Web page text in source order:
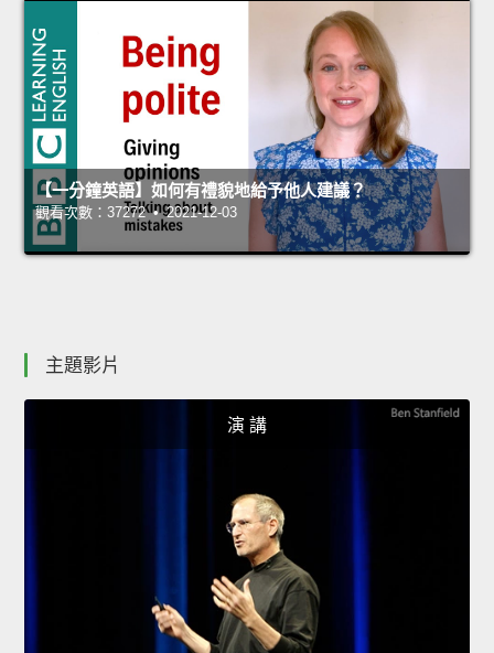
【一分鐘英語】如何有禮貌地給予他人建議？
觀看次數：37272 • 2021-12-03
主題影片
演 講